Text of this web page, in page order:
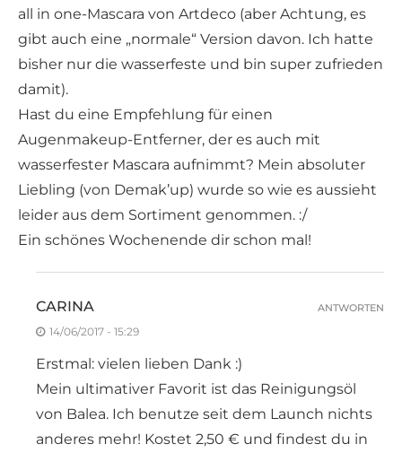
all in one-Mascara von Artdeco (aber Achtung, es
gibt auch eine „normale“ Version davon. Ich hatte
bisher nur die wasserfeste und bin super zufrieden
damit).
Hast du eine Empfehlung für einen
Augenmakeup-Entferner, der es auch mit
wasserfester Mascara aufnimmt? Mein absoluter
Liebling (von Demak’up) wurde so wie es aussieht
leider aus dem Sortiment genommen. :/
Ein schönes Wochenende dir schon mal!
CARINA
14/06/2017 - 15:29
Erstmal: vielen lieben Dank :)
Mein ultimativer Favorit ist das Reinigungsöl
von Balea. Ich benutze seit dem Launch nichts
anderes mehr! Kostet 2,50 € und findest du in
ANTWORTEN